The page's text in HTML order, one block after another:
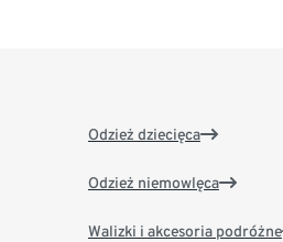
Odzież dziecięca
Odzież niemowlęca
Walizki i akcesoria podróżne